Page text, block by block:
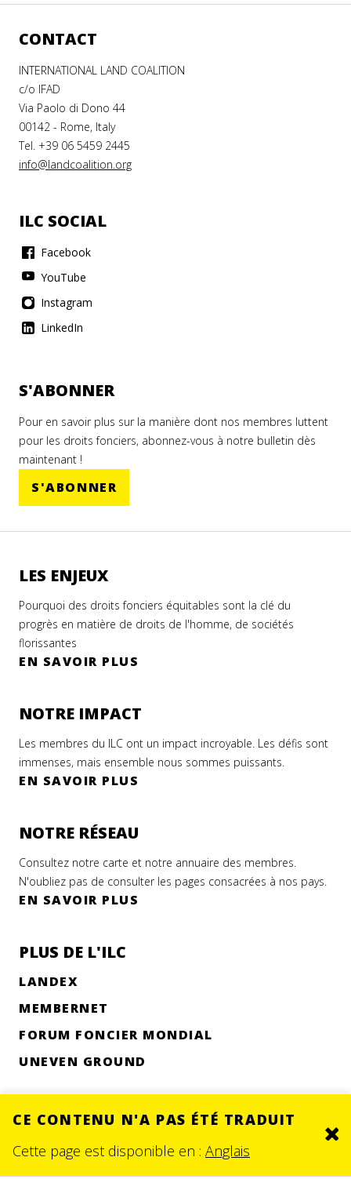
CE CONTENU N'A PAS ÉTÉ TRADUIT
Cette page est disponible en : Anglais
CONTACT
INTERNATIONAL LAND COALITION
c/o IFAD
Via Paolo di Dono 44
00142 - Rome, Italy
Tel. +39 06 5459 2445
info@landcoalition.org
ILC SOCIAL
Facebook
YouTube
Instagram
LinkedIn
S'ABONNER
Pour en savoir plus sur la manière dont nos membres luttent
pour les droits fonciers, abonnez-vous à notre bulletin dès
maintenant !
S'ABONNER
LES ENJEUX
Pourquoi des droits fonciers équitables sont la clé du
progrès en matière de droits de l'homme, de sociétés
florissantes
EN SAVOIR PLUS
NOTRE IMPACT
Les membres du ILC ont un impact incroyable. Les défis sont
immenses, mais ensemble nous sommes puissants.
EN SAVOIR PLUS
NOTRE RÉSEAU
Consultez notre carte et notre annuaire des membres.
N'oubliez pas de consulter les pages consacrées à nos pays.
EN SAVOIR PLUS
PLUS DE L'ILC
LANDEX
MEMBERNET
FORUM FONCIER MONDIAL
UNEVEN GROUND
© 2026.SITE BY DEV